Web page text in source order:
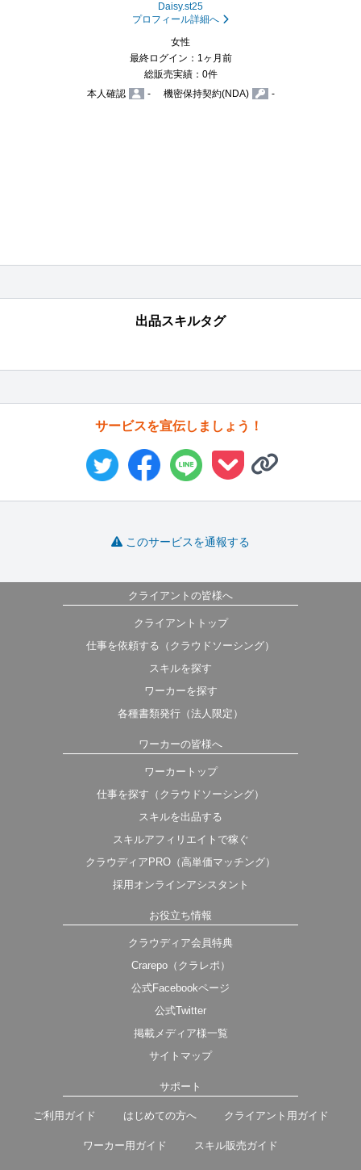
Daisy.st25
プロフィール詳細へ
女性
最終ログイン：1ヶ月前
総販売実績：0件
本人確認
- 機密保持契約(NDA) -
出品スキルタグ
サービスを宣伝しましょう！
このサービスを通報する
クライアントの皆様へ
クライアントトップ
仕事を依頼する（クラウドソーシング）
スキルを探す
ワーカーを探す
各種書類発行（法人限定）
ワーカーの皆様へ
ワーカートップ
仕事を探す（クラウドソーシング）
スキルを出品する
スキルアフィリエイトで稼ぐ
クラウディアPRO（高単価マッチング）
採用オンラインアシスタント
お役立ち情報
クラウディア会員特典
Crarepo（クラレポ）
公式Facebookページ
公式Twitter
掲載メディア様一覧
サイトマップ
サポート
ご利用ガイド はじめての方へ クライアント用ガイド
ワーカー用ガイド スキル販売ガイド